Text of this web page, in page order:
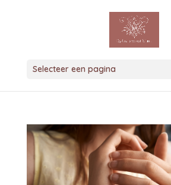
Selecteer een pagina